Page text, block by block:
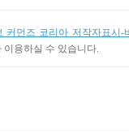
커먼즈 코리아 저작자표시-
이용하실 수 있습니다.